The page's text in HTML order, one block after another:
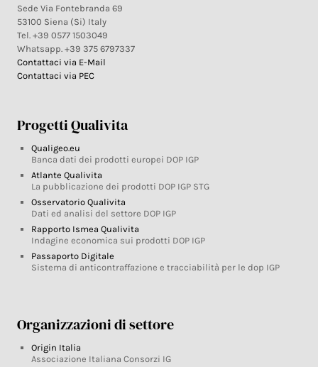
Sede Via Fontebranda 69
53100 Siena (Si) Italy
Tel. +39 0577 1503049
Whatsapp. +39 375 6797337
Contattaci via E-Mail
Contattaci via PEC
Progetti Qualivita
Qualigeo.eu
Banca dati dei prodotti europei DOP IGP
Atlante Qualivita
La pubblicazione dei prodotti DOP IGP STG
Osservatorio Qualivita
Dati ed analisi del settore DOP IGP
Rapporto Ismea Qualivita
Indagine economica sui prodotti DOP IGP
Passaporto Digitale
Sistema di anticontraffazione e tracciabilità per le dop IGP
Organizzazioni di settore
Origin Italia
Associazione Italiana Consorzi IG